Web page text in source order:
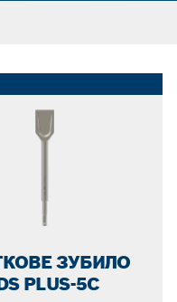
ЗУБИЛО
PLUS-5C